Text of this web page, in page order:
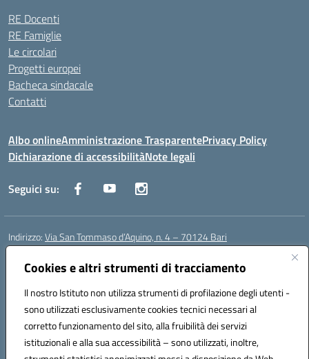
Cookies e altri strumenti di tracciamento
Il nostro Istituto non utilizza strumenti di profilazione degli utenti -
sono utilizzati esclusivamente cookies tecnici necessari al
corretto funzionamento del sito, alla fruibilità dei servizi
istituzionali e alla sua accessibilità – sono utilizzati, inoltre,
RE Docenti
RE Famiglie
Le circolari
Progetti europei
Bacheca sindacale
Contatti
Albo onlineAmministrazione TrasparentePrivacy Policy
Dichiarazione di accessibilitàNote legali
Seguici su:
Indirizzo:Via San Tommaso d’Aquino, n. 4 – 70124 Bari
Centralino:
Posta elettronica certificata (PEC):bapc150004@pec.istruzione.it
Codice fiscale: 80011240720
Codice meccanografico:BAPC150004
Codice Indice delle Pubbliche Amministrazioni (IPA): istsc_bapc150004
Codice unico di fatturazione (CUF): UFLLWZ